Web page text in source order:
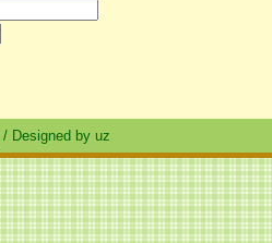
/ Designed by uz